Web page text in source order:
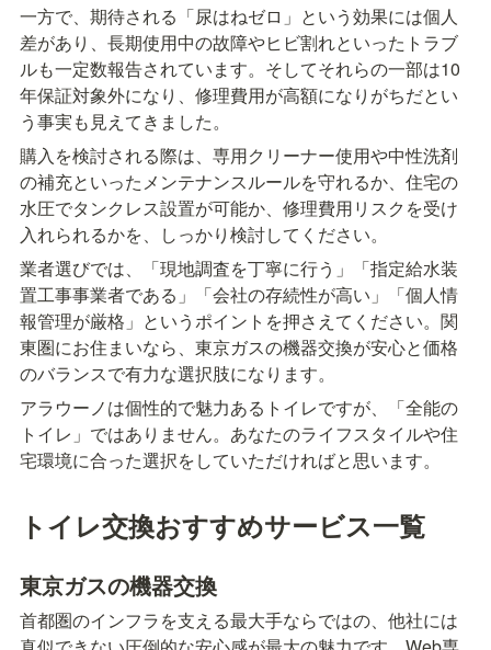
一方で、期待される「尿はねゼロ」という効果には個人
差があり、長期使用中の故障やヒビ割れといったトラブ
ルも一定数報告されています。そしてそれらの一部は10
年保証対象外になり、修理費用が高額になりがちだとい
う事実も見えてきました。
購入を検討される際は、専用クリーナー使用や中性洗剤
の補充といったメンテナンスルールを守れるか、住宅の
水圧でタンクレス設置が可能か、修理費用リスクを受け
入れられるかを、しっかり検討してください。
業者選びでは、「現地調査を丁寧に行う」「指定給水装
置工事事業者である」「会社の存続性が高い」「個人情
報管理が厳格」というポイントを押さえてください。関
東圏にお住まいなら、東京ガスの機器交換が安心と価格
のバランスで有力な選択肢になります。
アラウーノは個性的で魅力あるトイレですが、「全能の
トイレ」ではありません。あなたのライフスタイルや住
宅環境に合った選択をしていただければと思います。
トイレ交換おすすめサービス一覧
東京ガスの機器交換
首都圏のインフラを支える最大手ならではの、他社には